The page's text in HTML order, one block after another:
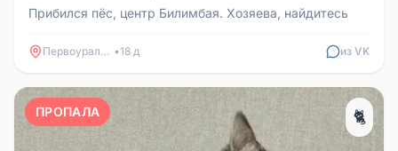
Прибился пёс, центр Билимбая. Хозяева, найдитесь
Первоуральск •18 д из VK
ПРОПАЛА 🐈